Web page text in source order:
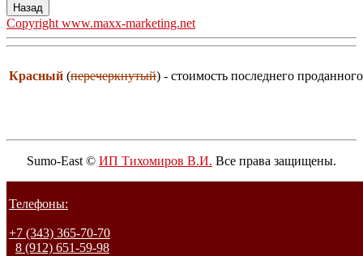
Copyright www.maxx-marketing.net
Красный (перечеркнутый) - стоимость последнего
Sumo-East © ИП Тихомиров В.И. Все права защищены.
Телефоны:
+7 (343) 365-70-70
8 (912) 651-59-98